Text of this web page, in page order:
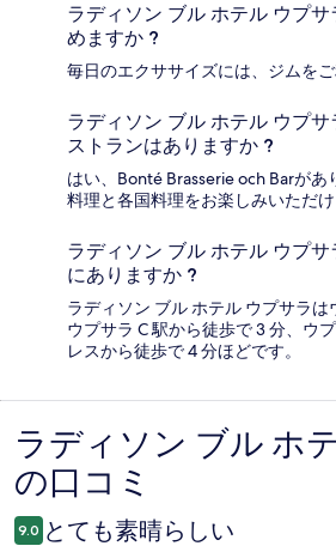
ラディソン ブル ホテル ウプ
めますか ?
毎日のエクササイズには、ジムをご
ラディソン ブル ホテル ウプ
ストランはありますか ?
はい、Bonté Brasserie och Barが
料理と各国料理をお楽しみいただけ
ラディソン ブル ホテル ウプ
にありますか ?
ラディソン ブル ホテル ウプサラは
ウプサラ C 駅から徒歩で 3 分、ウ
レスから徒歩で 4 分ほどです。
口
コ
ミ
ラディソン ブル ホ
の口コミ
9.0 とても素晴らしい